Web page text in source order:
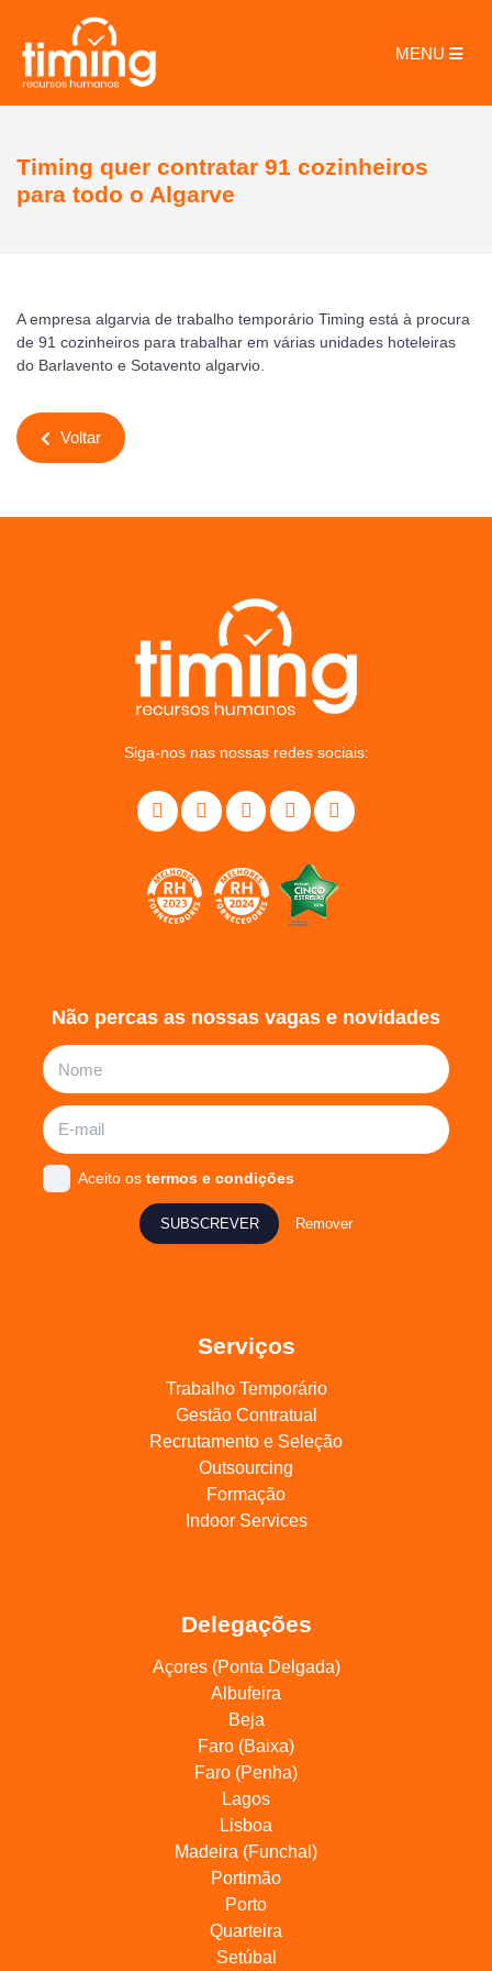
MENU
Timing quer contratar 91 cozinheiros
para todo o Algarve
A empresa algarvia de trabalho temporário Timing está à procura
de 91 cozinheiros para trabalhar em várias unidades hoteleiras
do Barlavento e Sotavento algarvio.
Voltar
Siga-nos nas nossas redes sociais:
Serviços
Trabalho Temporário
Gestão Contratual
Recrutamento e Seleção
Outsourcing
Formação
Indoor Services
Delegações
Açores (Ponta Delgada)
Albufeira
Beja
Faro (Baixa)
Faro (Penha)
Lagos
Lisboa
Madeira (Funchal)
Portimão
Porto
Quarteira
Setúbal
Não percas as nossas vagas e novidades
Aceito ostermos e condições
SUBSCREVER Remover